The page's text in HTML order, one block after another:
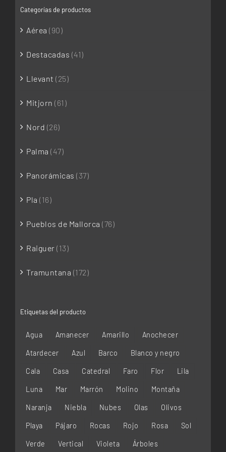
Categorías de productos
Aérea (90)
Destacadas (41)
Llevant (25)
Mitjorn (61)
Nord (26)
Palma (47)
Panorámicas (37)
Pla (16)
Pueblos de Mallorca (76)
Raiguer (13)
Tramuntana (172)
Etiquetas del producto
Agua Amanecer Amarillo Anochecer
Atardecer Azul Barco Blanco y negro
Cala Casa Catedral Faro Flor Lila
Luna Mar Marrón Molino Montaña
Naranja Niebla Nubes Olas Olivos
Playa Pájaro Rocas Rojo Rosa Sol
Verde Vertical Violeta Árboles